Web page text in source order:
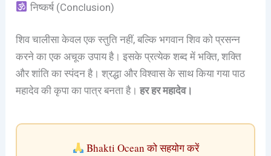
निष्कर्ष (Conclusion)
शिव चालीसा केवल एक स्तुति नहीं, बल्कि भगवान शिव को प्रसन्न
करने का एक अचूक उपाय है। इसके प्रत्येक शब्द में भक्ति, शक्ति
और शांति का स्पंदन है। श्रद्धा और विश्वास के साथ किया गया पाठ
महादेव की कृपा का पात्र बनता है।हर हर महादेव।
Bhakti Ocean को सहयोग करें